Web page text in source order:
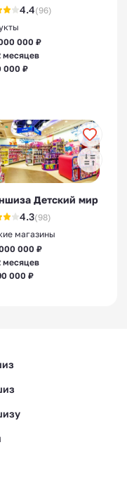
4.4(96)
000 ₽
месяцев
000 ₽
Детский мир
4.3(98)
магазины
000 ₽
месяцев
000 ₽